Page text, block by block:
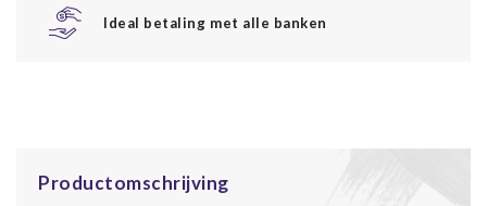
Ideal betaling met alle banken
Productomschrijving